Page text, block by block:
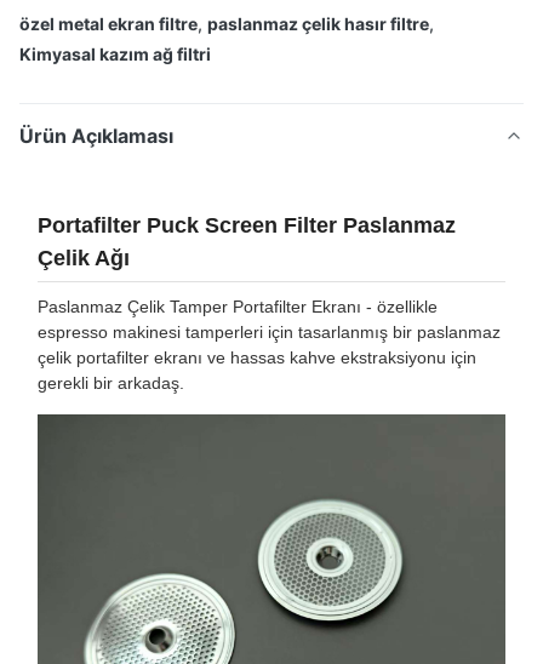
özel metal ekran filtre, paslanmaz çelik hasır filtre,
Kimyasal kazım ağ filtri
Ürün Açıklaması
Portafilter Puck Screen Filter Paslanmaz
Çelik Ağı
Paslanmaz Çelik Tamper Portafilter Ekranı - özellikle
espresso makinesi tamperleri için tasarlanmış bir paslanmaz
çelik portafilter ekranı ve hassas kahve ekstraksiyonu için
gerekli bir arkadaş.